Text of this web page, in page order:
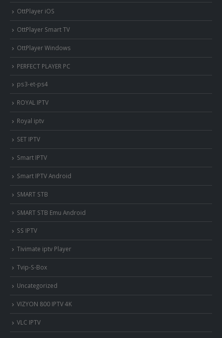
OttPlayer iOS
OttPlayer Smart TV
OttPlayer Windows
PERFECT PLAYER PC
ps3-et-ps4
ROYAL IPTV
Royal iptv
SET IPTV
Smart IPTV
Smart IPTV Android
SMART STB
SMART STB Emu Android
SS IPTV
Tivimate iptv Player
Tvip-S-Box
Uncategorized
VIZYON 800 IPTV 4K
VLC IPTV